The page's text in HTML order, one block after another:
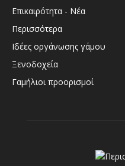
Επικαιρότητα - Νέα
Περισσότερα
Ιδέες οργάνωσης γάμου
Ξενοδοχεία
Γαμήλιοι προορισμοί